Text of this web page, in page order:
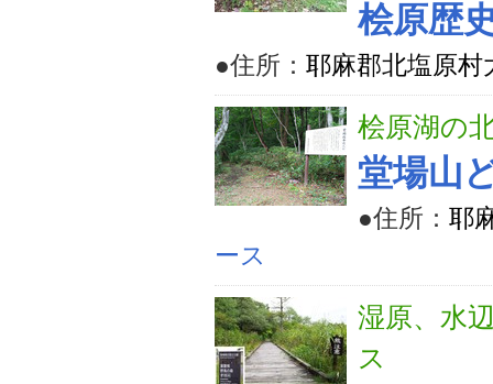
桧原歴
●住所： 耶麻郡北塩原村
桧原湖の
堂場山
●住所： 耶
ース
湿原、水
ス